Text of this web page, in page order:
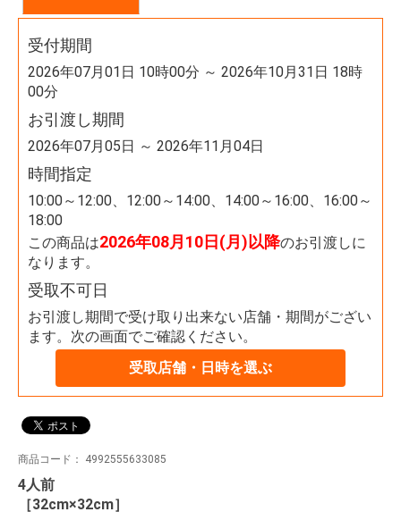
受取店舗・日時を選ぶ
受付期間
2026年07月01日 10時00分 ～ 2026年10月31日 18時
00分
お引渡し期間
2026年07月05日 ～ 2026年11月04日
時間指定
10:00～12:00、12:00～14:00、14:00～16:00、16:00～
18:00
この商品は2026年08月10日(月)以降のお引渡しに
なります。
受取不可日
お引渡し期間で受け取り出来ない店舗・期間がござい
ます。次の画面でご確認ください。
商品コード： 4992555633085
4人前
［32cm×32cm］